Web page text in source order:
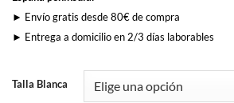
► Envío gratis desde 80€ de compra
► Entrega a domicilio en 2/3 días laborables
Talla Blanca